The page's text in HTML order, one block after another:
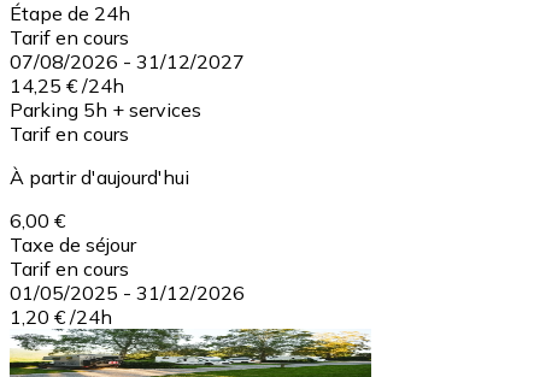
Étape de 24h
Tarif en cours
07/08/2026 - 31/12/2027
14,25 € /24h
Parking 5h + services
Tarif en cours
À partir d'aujourd'hui
6,00 €
Taxe de séjour
Tarif en cours
01/05/2025 - 31/12/2026
1,20 € /24h